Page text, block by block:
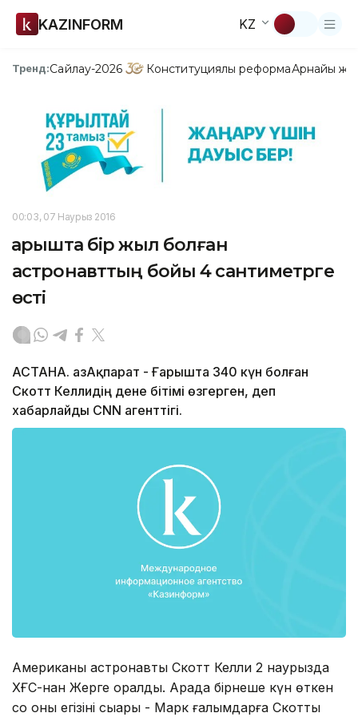
KAZINFORM KZ
Тренд:Сайлау-2026 Конституциялық реформаАрнайы
00:03, 07 Наурыз 2016
Ғарышта бір жыл болған
астронавттың бойы 4 сантиметрге
өсті
АСТАНА. ҚазАқпарат - Ғарышта 340 күн болған
Скотт Келлидің дене бітімі өзгерген, деп
хабарлайды CNN агенттігі.
Американың астронавты Скотт Келли 2 наурызда
ХҒС-нан Жерге оралды. Арада бірнеше күн өткен
соң оның егізінің сыңары - Марк ғалымдарға Скоттың